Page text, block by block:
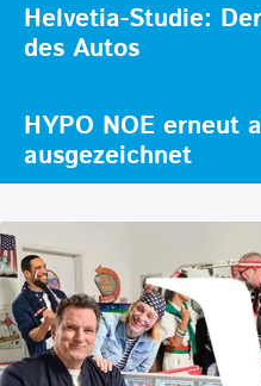
Helvetia-Studie:
des Autos
HYPO NOE erneut
ausgezeichnet